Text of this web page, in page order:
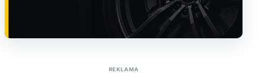
REKLAMA